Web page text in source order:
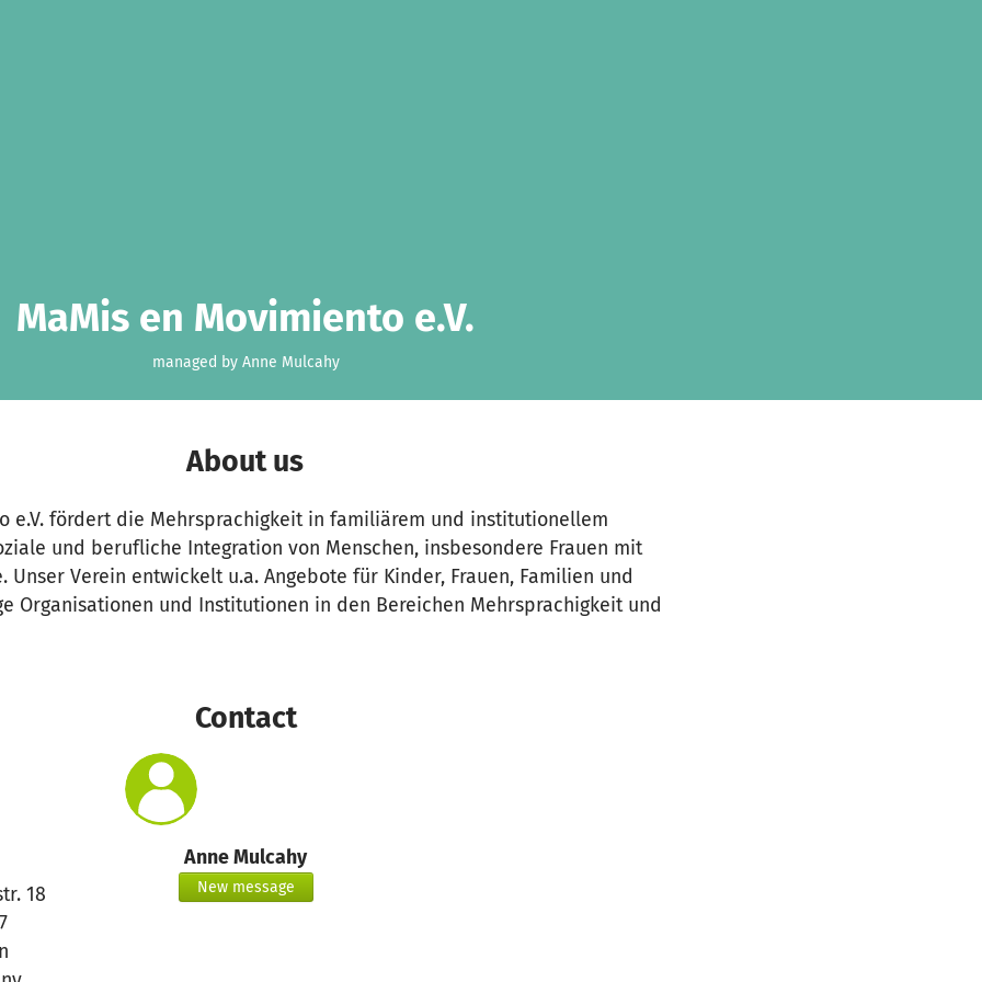
MaMis en Movimiento e.V.
managed by Anne Mulcahy
About us
e.V. fördert die Mehrsprachigkeit in familiärem und institutionellem
und berufliche Integration von Menschen, insbesondere Frauen mit
Unser Verein entwickelt u.a. Angebote für Kinder, Frauen, Familien und
Organisationen und Institutionen in den Bereichen Mehrsprachigkeit und
Contact
18
Anne Mulcahy
New message